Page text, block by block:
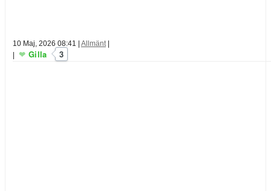
10 Maj, 2026 08:41 Allmänt
3
Gilla